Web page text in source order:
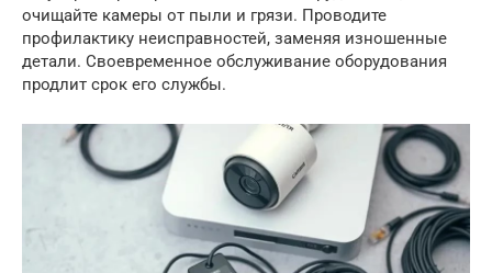
очищайте камеры от пыли и грязи. Проводите
профилактику неисправностей, заменяя изношенные
детали. Своевременное обслуживание оборудования
продлит срок его службы.